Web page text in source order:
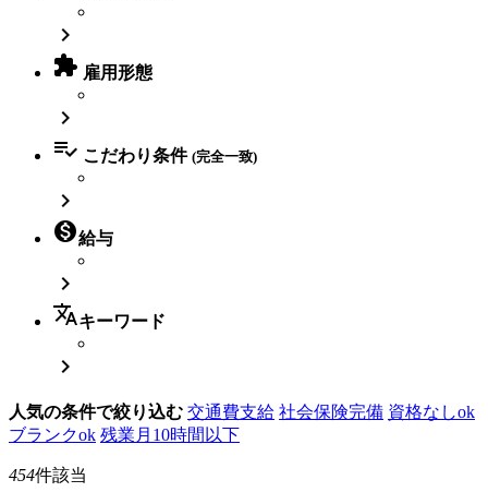

 雇用形態

 こだわり条件 (完全一致)

給与

translateキーワード

人気の条件で絞り込む 交通費支給 社会保険完備 資格なしok
ブランクok 残業月10時間以下
454件該当